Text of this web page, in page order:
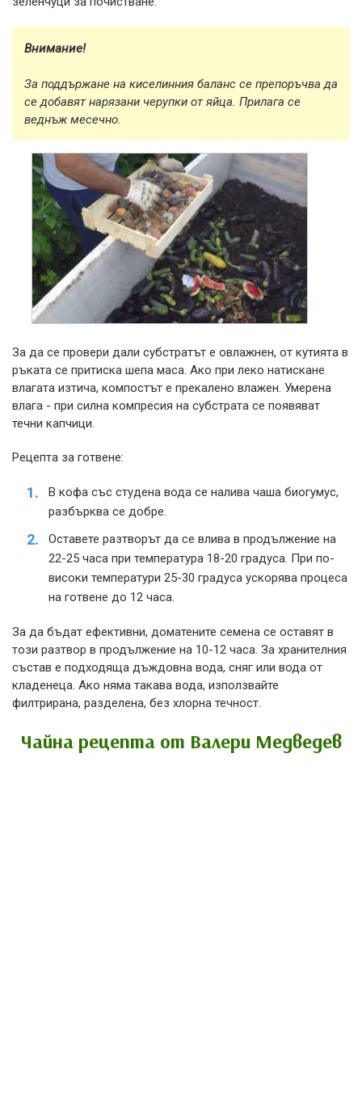
Внимание!
За поддържане на киселинния баланс се препоръчва да
се добавят нарязани черупки от яйца. Прилага се
веднъж месечно.
За да се провери дали субстратът е овлажнен, от кутията в
ръката се притиска шепа маса. Ако при леко натискане
влагата изтича, компостът е прекалено влажен. Умерена
влага - при силна компресия на субстрата се появяват
течни капчици.
Рецепта за готвене:
В кофа със студена вода се налива чаша биогумус,
разбърква се добре.
Оставете разтворът да се влива в продължение на
22-25 часа при температура 18-20 градуса. При по-
високи температури 25-30 градуса ускорява процеса
на готвене до 12 часа.
За да бъдат ефективни, доматените семена се оставят в
този разтвор в продължение на 10-12 часа. За хранителния
състав е подходяща дъждовна вода, сняг или вода от
кладенеца. Ако няма такава вода, използвайте
филтрирана, разделена, без хлорна течност.
Чайна рецепта от Валери Медведев